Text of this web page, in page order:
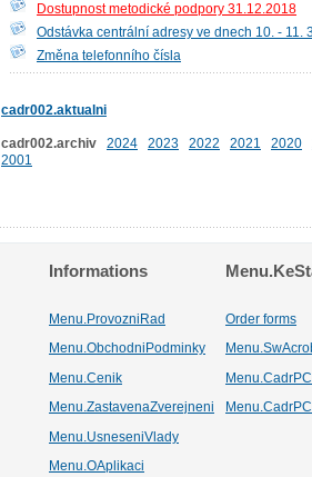
Dostupnost metodické podpory 31.12.2018
Odstávka centrální adresy ve dnech 10. - 11.
Změna telefonního čísla
cadr002.aktualni
cadr002.archiv 2024 2023 2022 2021 2020
2001
Informations
Menu.ProvozniRad Order forms
Menu.ObchodniPodminky
Menu.Cenik
Menu.ZastavenaZverejneni
Menu.UsneseniVlady
Menu.OAplikaci